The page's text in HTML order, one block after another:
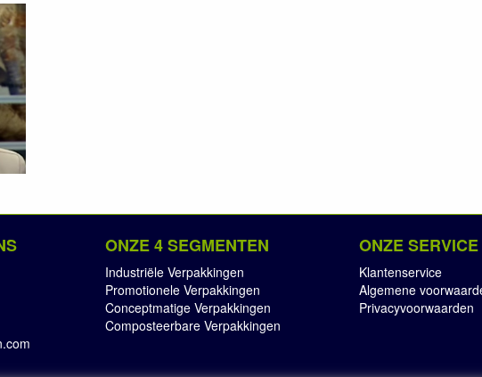
ONZE 4 SEGMENTEN
Industriële Verpakkingen
Promotionele Verpakkingen
Conceptmatige Verpakkingen
Composteerbare Verpakkingen
ONZE SERVICE
Klantenservice
Algemene
Privacyvoorwaarden